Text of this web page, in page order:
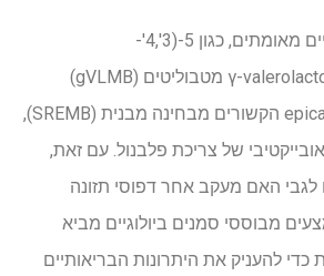
סמנים ביולוגיים תזונתיים מאומתים, כגון 5-(3',4'-
dihydroxyphenyl)-γ-valerolactone מטבוליטים (gVLMB)
ומטבוליטים (-)-epicatechin הקשורים מבחינה מבנית (SREMB),
של צריכת פלבנול. עם זאת,
לגבי האם מעקב אחר דפוסי תזונה
מבוססי סמנים ביולוגיים מביא
להעניק את היתרונות הבריאותיים